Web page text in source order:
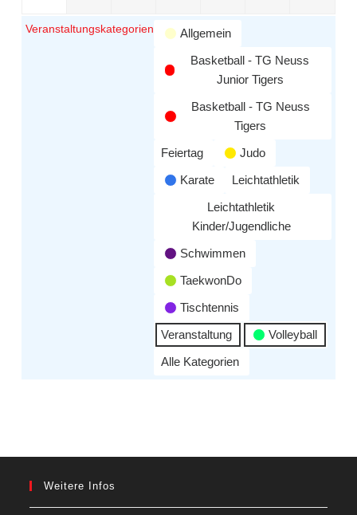
Veranstaltungskategorien
Allgemein
Basketball - TG Neuss
Junior Tigers
Basketball - TG Neuss
Tigers
Feiertag
Judo
Karate
Leichtathletik
Leichtathletik
Kinder/Jugendliche
Schwimmen
TaekwonDo
Tischtennis
Veranstaltung
Volleyball
Alle Kategorien
Weitere Infos